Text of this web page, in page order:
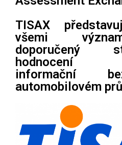
TISAX
všemi
doporučený
hodnocení
informační
automobilovém